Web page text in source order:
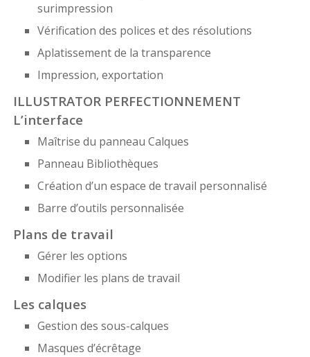
surimpression
Vérification des polices et des résolutions
Aplatissement de la transparence
Impression, exportation
ILLUSTRATOR PERFECTIONNEMENT
L’interface
Maîtrise du panneau Calques
Panneau Bibliothèques
Création d’un espace de travail personnalisé
Barre d’outils personnalisée
Plans de travail
Gérer les options
Modifier les plans de travail
Les calques
Gestion des sous-calques
Masques d’écrêtage